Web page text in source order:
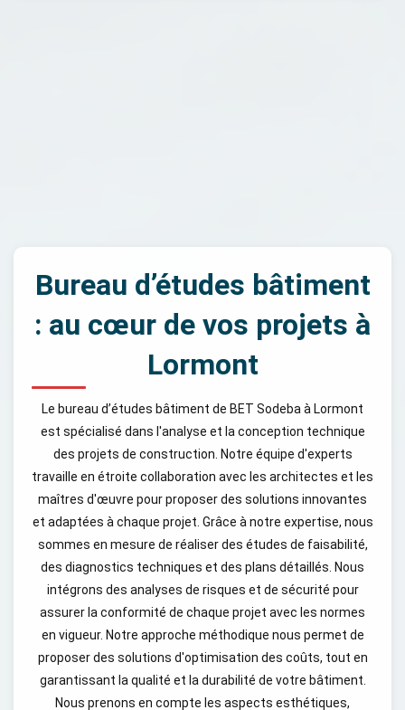
Bureau d’études bâtiment
: au cœur de vos projets à
Lormont
Le bureau d’études bâtiment de BET Sodeba à Lormont
est spécialisé dans l'analyse et la conception technique
des projets de construction. Notre équipe d'experts
travaille en étroite collaboration avec les architectes et les
maîtres d'œuvre pour proposer des solutions innovantes
et adaptées à chaque projet. Grâce à notre expertise, nous
sommes en mesure de réaliser des études de faisabilité,
des diagnostics techniques et des plans détaillés. Nous
intégrons des analyses de risques et de sécurité pour
assurer la conformité de chaque projet avec les normes
en vigueur. Notre approche méthodique nous permet de
proposer des solutions d'optimisation des coûts, tout en
garantissant la qualité et la durabilité de votre bâtiment.
Nous prenons en compte les aspects esthétiques,